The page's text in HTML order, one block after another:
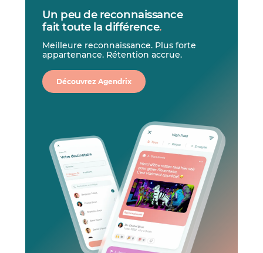
Un peu de reconnaissance
fait toute la différence.
Meilleure reconnaissance. Plus forte
appartenance. Rétention accrue.
Découvrez Agendrix